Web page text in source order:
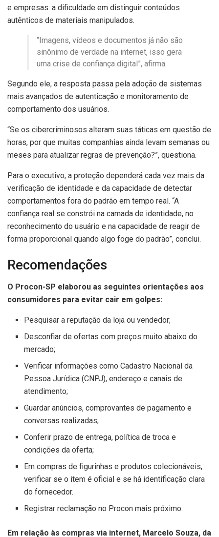
e empresas: a dificuldade em distinguir conteúdos
autênticos de materiais manipulados.
“Imagens, vídeos e documentos já não são
sinônimo de verdade na internet, isso gera
uma crise de confiança digital”, afirma.
Segundo ele, a resposta passa pela adoção de sistemas
mais avançados de autenticação e monitoramento de
comportamento dos usuários.
“Se os cibercriminosos alteram suas táticas em questão de
horas, por que muitas companhias ainda levam semanas ou
meses para atualizar regras de prevenção?”, questiona.
Para o executivo, a proteção dependerá cada vez mais da
verificação de identidade e da capacidade de detectar
comportamentos fora do padrão em tempo real. “A
confiança real se constrói na camada de identidade, no
reconhecimento do usuário e na capacidade de reagir de
forma proporcional quando algo foge do padrão”, conclui.
Recomendações
O Procon-SP elaborou as seguintes orientações aos
consumidores para evitar cair em golpes:
Pesquisar a reputação da loja ou vendedor;
Desconfiar de ofertas com preços muito abaixo do
mercado;
Verificar informações como Cadastro Nacional da
Pessoa Jurídica (CNPJ), endereço e canais de
atendimento;
Guardar anúncios, comprovantes de pagamento e
conversas realizadas;
Conferir prazo de entrega, política de troca e
condições da oferta;
Em compras de figurinhas e produtos colecionáveis,
verificar se o item é oficial e se há identificação clara
do fornecedor.
Registrar reclamação no Procon mais próximo.
Em relação às compras via internet, Marcelo Souza, da